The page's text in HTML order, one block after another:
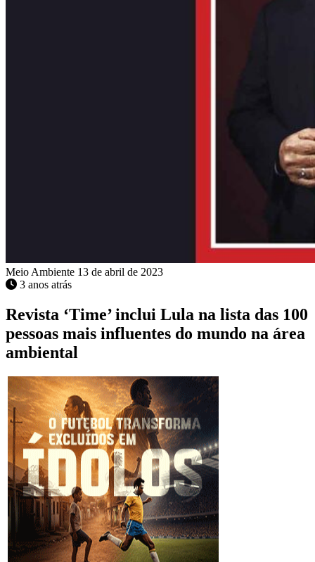
Meio Ambiente 13 de abril de 2023
3 anos atrás
Revista ‘Time’ inclui Lula na lista das 100
pessoas mais influentes do mundo na área
ambiental